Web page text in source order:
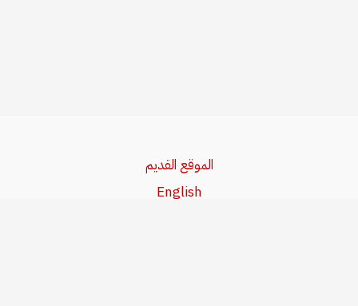
الموقع القديم
English